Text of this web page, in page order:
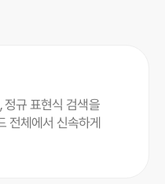
정규 표현식 검색을
전체에서 신속하게